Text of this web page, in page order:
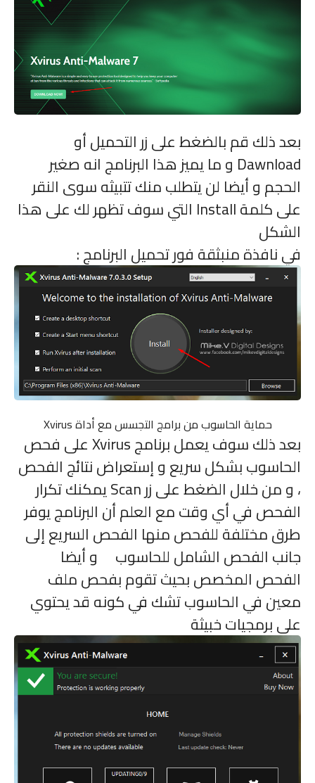
بعد ذلك قم بالضغط على زر التحميل أو
Dawnload و ما يميز هذا البرنامج انه صغير
الحجم و أيضا لن يتطلب منك تتبيثه سوى النقر
على كلمةInstall التي سوف تظهر لك على هذا
الشكل
في نافذة منبثقة فور تحميل البرنامج :
حماية الحاسوب من برامج التجسس مع أداة Xvirus
بعد ذلك سوف يعمل برنامجXvirusعلى فحص
الحاسوب بشكل سريع و إستعراض نتائج الفحص
، و من خلال الضغط على زرScanيمكنك تكرار
الفحص في أي وقت مع العلم أن البرنامج يوفر
طرق مختلفة للفحص منها الفحص السريع إلى
جانب الفحص الشامل للحاسوب و أيضا
الفحص المخصص بحيث تقوم بفحص ملف
معين في الحاسوب تشك في كونه قد يحتوي
على برمجيات خبيثة